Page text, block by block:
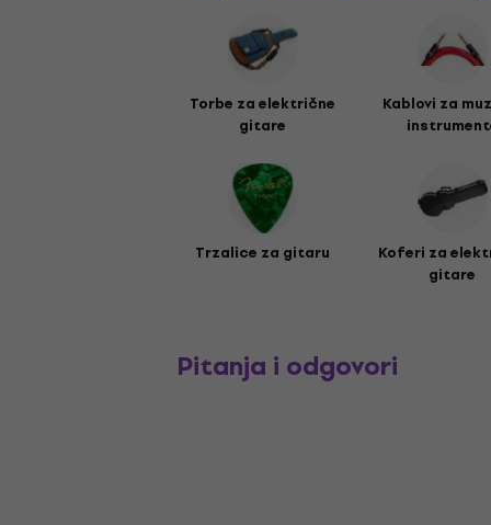
Torbe za električne
gitare
Kablovi za
Trzalice za gitaru
Koferi za
gitare
Pitanja i odgovori